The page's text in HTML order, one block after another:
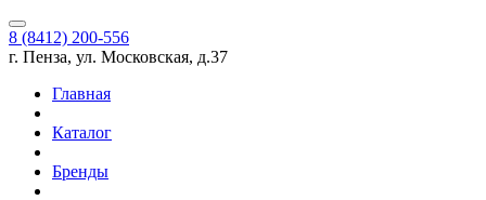
8 (8412) 200-556
г. Пенза, ул. Московская, д.37
Главная
Каталог
Бренды